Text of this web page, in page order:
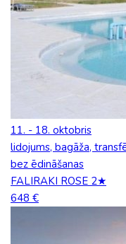
11. - 18. oktobris
lidojums, bagāža,
bez ēdināšanas
FALIRAKI ROSE 2★
648 €